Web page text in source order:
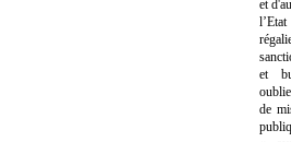
et
et
de